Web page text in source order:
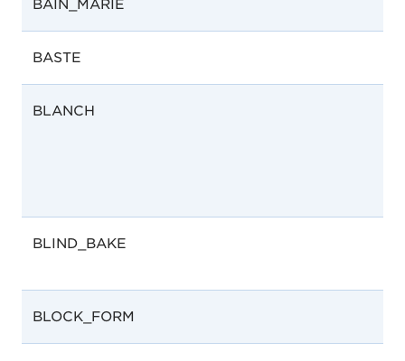
BAIN_MARIE
BASTE
BLANCH
BLIND_BAKE
BLOCK_FORM